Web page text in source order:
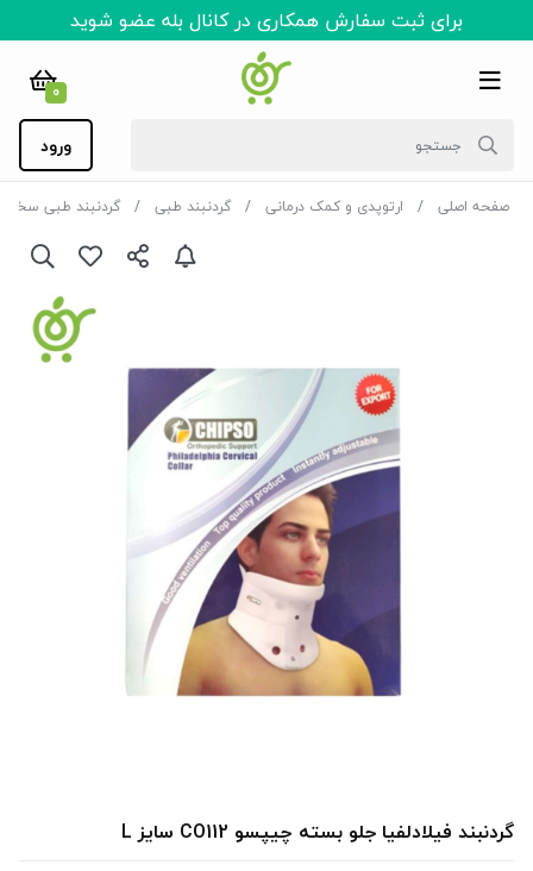
برای ثبت سفارش همکاری در کانال بله عضو شوید
0
ورود
صفحه اصلی ارتوپدی و کمک درمانی گردنبند طبی گردنبند طبی سخت
گردنبند فیلادلفیا جلو بسته چیپسو CO112 سایز L